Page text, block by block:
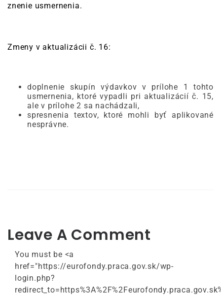
znenie usmernenia.
Zmeny v aktualizácii č. 16:
doplnenie skupín výdavkov v prílohe 1 tohto
usmernenia, ktoré vypadli pri aktualizácií č. 15,
ale v prílohe 2 sa nachádzali,
spresnenia textov, ktoré mohli byť aplikované
nesprávne.
Leave A Comment
You must be <a
href="https://eurofondy.praca.gov.sk/wp-
login.php?